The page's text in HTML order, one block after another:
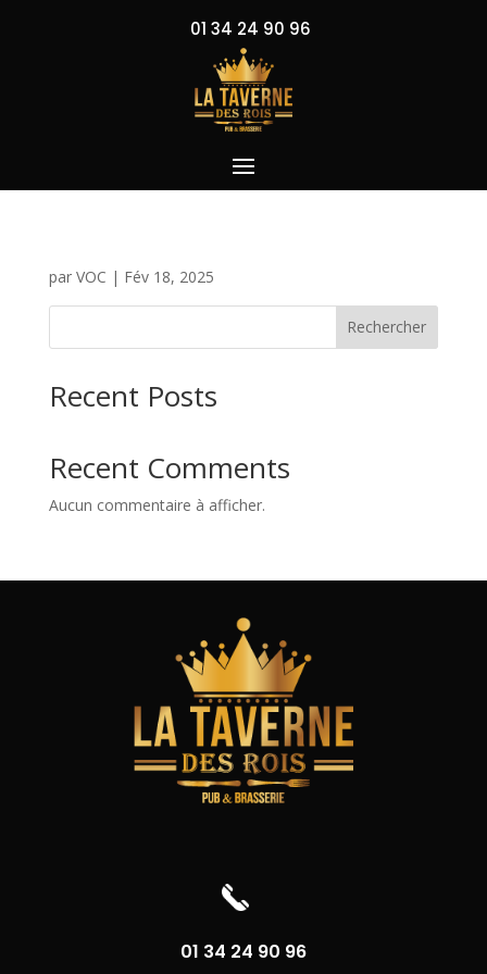
01 34 24 90 96
par VOC | Fév 18, 2025
Rechercher
Recent Posts
Recent Comments
Aucun commentaire à afficher.
01 34 24 90 96